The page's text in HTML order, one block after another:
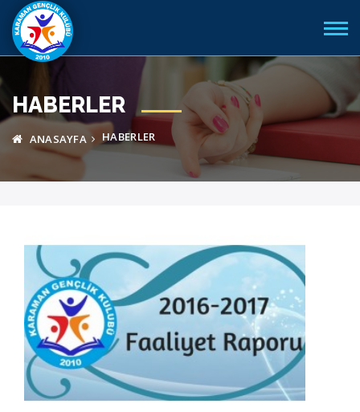
HABERLER
ANASAYFA HABERLER